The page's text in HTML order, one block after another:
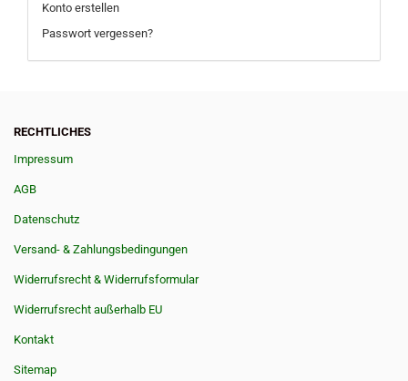
Konto erstellen
Passwort vergessen?
RECHTLICHES
Impressum
AGB
Datenschutz
Versand- & Zahlungsbedingungen
Widerrufsrecht & Widerrufsformular
Widerrufsrecht außerhalb EU
Kontakt
Sitemap